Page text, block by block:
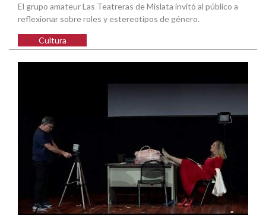
El grupo amateur Las Teatreras de Mislata invitó al público a
reflexionar sobre roles y estereotipos de género.
Cultura